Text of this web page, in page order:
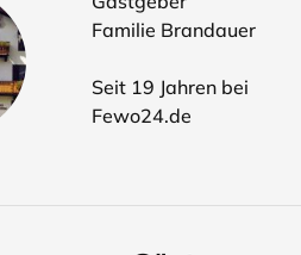
Familie Brandauer
Seit 19 Jahren bei
Fewo24.de